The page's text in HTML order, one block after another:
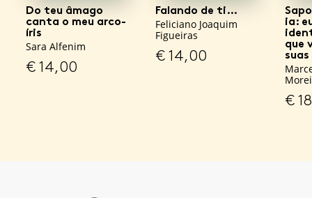
Do teu âmago
canta o meu arco-
íris
Sara Alfenim
€14,00
Falando de ti…
Feliciano Joaquim
Figueiras
€14,00
ia:
que
€